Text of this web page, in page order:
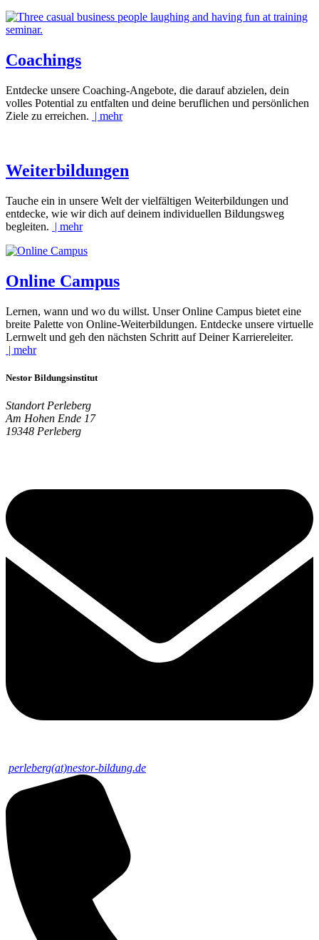
Coachings
Entdecke unsere Coaching-Angebote, die darauf abzielen, dein
volles Potential zu entfalten und deine beruflichen und persönlichen
Ziele zu erreichen. | mehr
Weiterbildungen
Tauche ein in unsere Welt der vielfältigen Weiterbildungen und
entdecke, wie wir dich auf deinem individuellen Bildungsweg
begleiten. | mehr
Online Campus
Lernen, wann und wo du willst. Unser Online Campus bietet eine
breite Palette von Online-Weiterbildungen. Entdecke unsere virtuelle
Lernwelt und geh den nächsten Schritt auf Deiner Karriereleiter.
| mehr
Nestor Bildungsinstitut
Standort Perleberg
Am Hohen Ende 17
19348 Perleberg
perleberg(at)nestor-bildung.de